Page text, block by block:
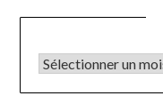
Archives